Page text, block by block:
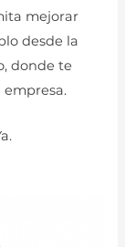
mejorar
desde la
donde te